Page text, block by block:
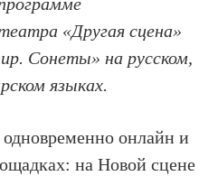
«Другая сцена»
Сонеты» на русском,
языках.
онлайн и
на Новой сцене